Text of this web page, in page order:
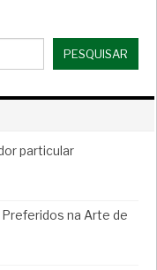
PESQUISAR
particular
na Arte de